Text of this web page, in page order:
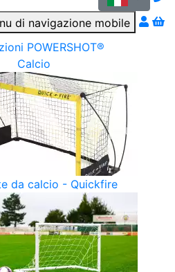
POWERSHOT®
Calcio
da calcio - Quickfire